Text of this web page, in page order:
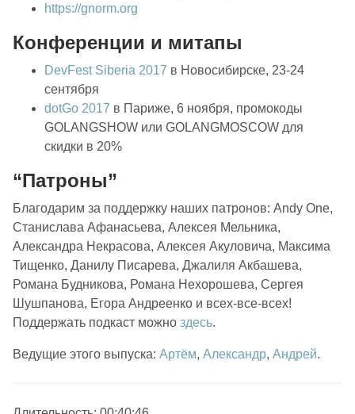
https://gnorm.org
Конференции и митапы
DevFest Siberia 2017 в Новосибирске, 23-24
сентября
dotGo 2017 в Париже, 6 ноября, промокоды
GOLANGSHOW или GOLANGMOSCOW для
скидки в 20%
“Патроны”
Благодарим за поддержку наших патронов: Andy One,
Станислава Афанасьева, Алексея Мельника,
Александра Некрасова, Алексея Акуловича, Максима
Тищенко, Данилу Писарева, Джалиля Акбашева,
Романа Будникова, Романа Нехорошева, Сергея
Шушпанова, Егора Андреенко и всех-все-всех!
Поддержать подкаст можно здесь.
Ведущие этого выпуска: Артём, Александр, Андрей.